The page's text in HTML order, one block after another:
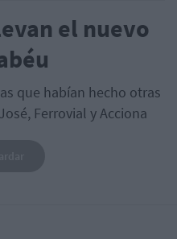
el nuevo
que habían hecho otras
Ferrovial y Acciona